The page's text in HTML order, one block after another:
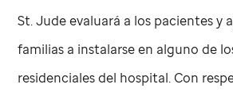
St. Judeevaluará a los pacientes y
familias a instalarse en alguno de
residenciales del hospital. Con